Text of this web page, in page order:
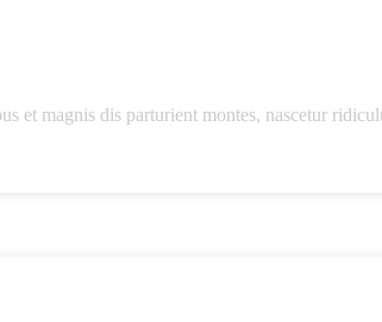
et magnis dis parturient montes, nascetur